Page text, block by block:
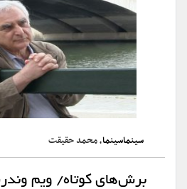
سینماسینما، محمد حقیقت
برش‌های کوتاه/ ویم